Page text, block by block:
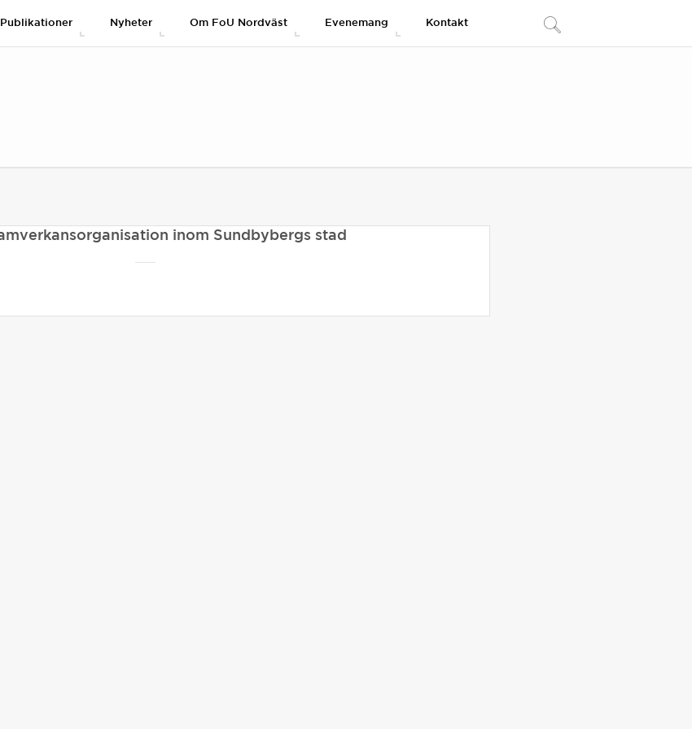
Publikationer Nyheter Om FoU Nordväst Evenemang Kontakt
inom Sundbybergs stad